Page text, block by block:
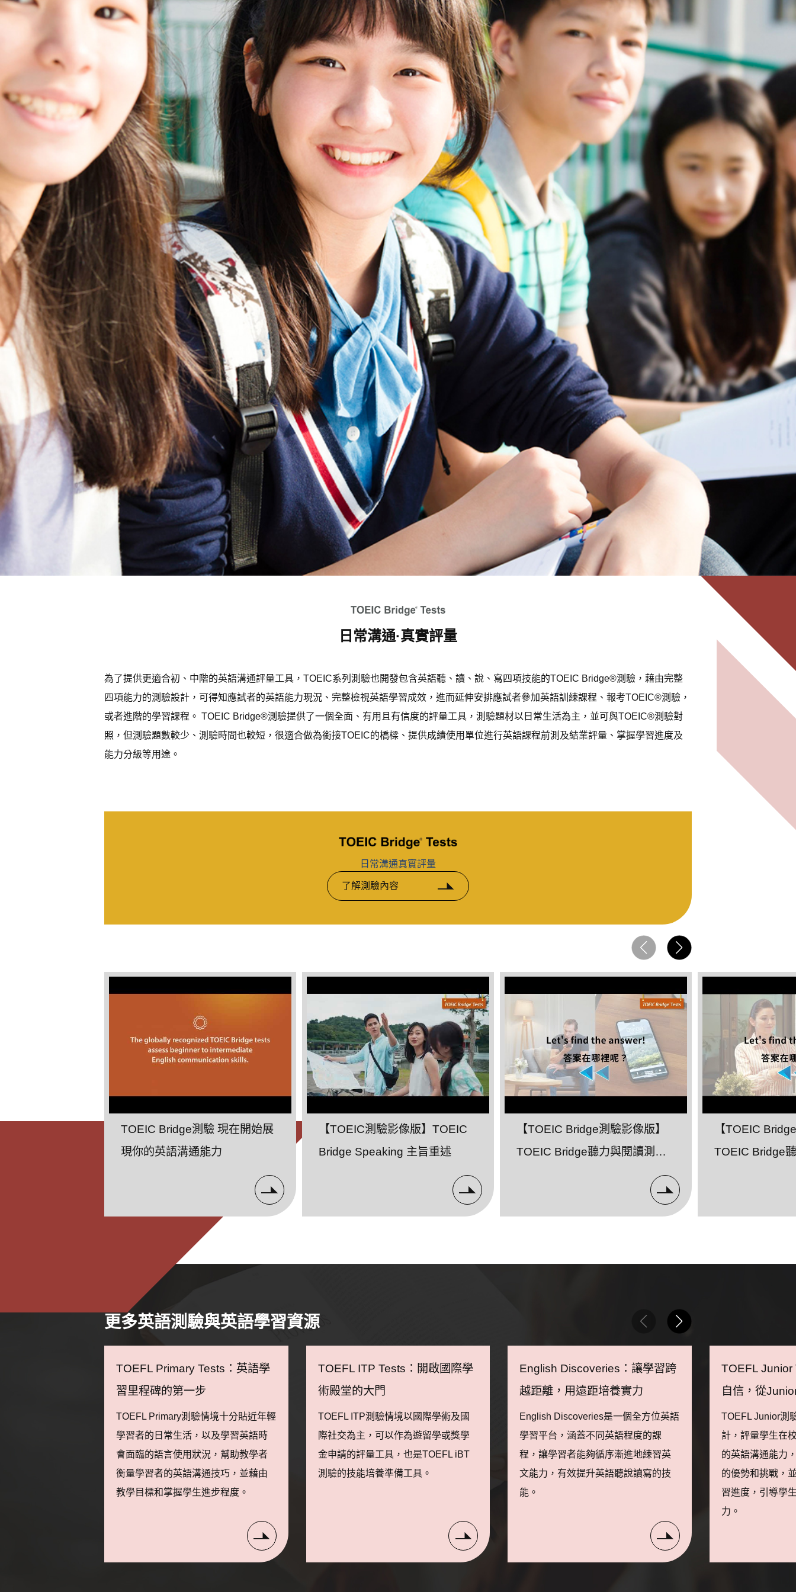
日常溝通·真實評量
為了提供更適合初、中階的英語溝通評量工具，TOEIC系列測驗也開發包含英語聽、讀、說、寫四項技能的TOEIC Bridge®測驗，藉由完整
四項能力的測驗設計，可得知應試者的英語能力現況、完整檢視英語學習成效，進而延伸安排應試者參加英語訓練課程、報考TOEIC®測驗，
或者進階的學習課程。 TOEIC Bridge®測驗提供了一個全面、有用且有信度的評量工具，測驗題材以日常生活為主，並可與TOEIC®測驗對
照，但測驗題數較少、測驗時間也較短，很適合做為銜接TOEIC的橋樑、提供成績使用單位進行英語課程前測及結業評量、掌握學習進度及
能力分級等用途。
日常溝通真實評量
了解測驗內容
TOEIC Bridge測驗 現在開始展
現你的英語溝通能力
【TOEIC測驗影像版】TOEIC
Bridge Speaking 主旨重述
【TOEIC Bridge測驗影像版】
TOEIC Bridge聽力與閱讀測驗-
【TOEIC
TOEIC Bridge
更多英語測驗與英語學習資源
TOEFL Primary Tests：英語學
習里程碑的第一步
TOEFL Primary測驗情境十分貼近年輕
學習者的日常生活，以及學習英語時
會面臨的語言使用狀況，幫助教學者
衡量學習者的英語溝通技巧，並藉由
教學目標和掌握學生進步程度。
TOEFL ITP Tests：開啟國際學
術殿堂的大門
TOEFL ITP測驗情境以國際學術及國
際社交為主，可以作為遊留學或獎學
金申請的評量工具，也是TOEFL iBT
測驗的技能培養準備工具。
English Discoveries：讓學習跨
越距離，用遠距培養實力
English Discoveries是一個全方位英語
學習平台，涵蓋不同英語程度的課
程，讓學習者能夠循序漸進地練習英
文能力，有效提升英語聽說讀寫的技
能。
TOEFL Junior
自信，從
TOEFL Junior測
計，評量學生在
的英語溝通能力
的優勢和挑戰，
習進度，引導學
力。